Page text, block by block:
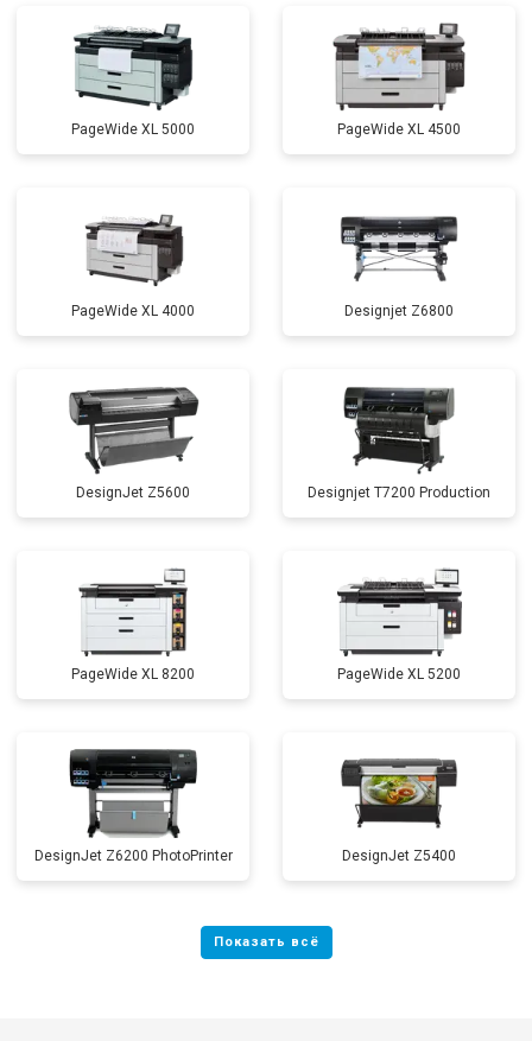
PageWide XL 5000 PageWide XL 4500
PageWide XL 4000 Designjet Z6800
DesignJet Z5600 Designjet T7200 Production
PageWide XL 8200 PageWide XL 5200
DesignJet Z6200 PhotoPrinter DesignJet Z5400